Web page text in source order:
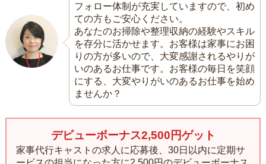
フォロー体制が充実していますので、初め
ての方もご安心ください。
あなたのお掃除や整理収納の経験やスキル
を存分に活かせます。お客様は家事にお困
りの方が多いので、大変感謝されるやりが
いのあるお仕事です。お客様の毎日を笑顔
にする、大変やりがいのあるお仕事を始め
ませんか？
デビューボーナス2,500円ゲット
家事代行キャストの求人に応募後、30日以内に定期サ